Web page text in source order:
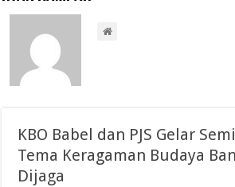
KBO Babel dan PJS Gelar
Tema Keragaman Budaya
Dijaga